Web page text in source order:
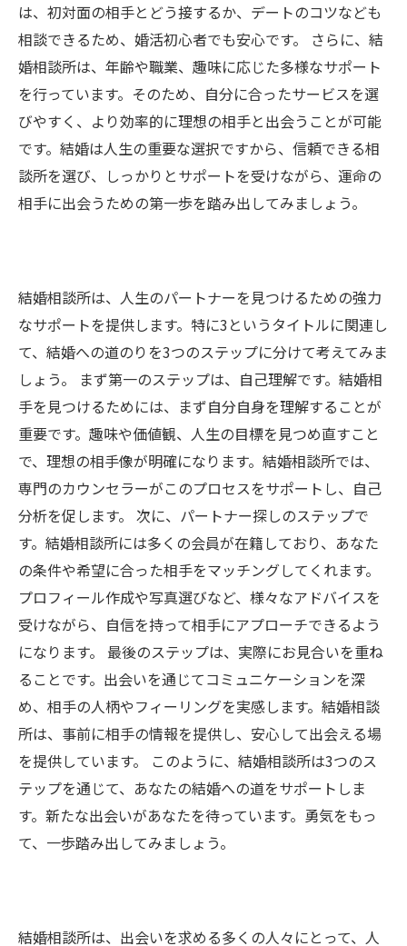
は、初対面の相手とどう接するか、デートのコツなども
相談できるため、婚活初心者でも安心です。 さらに、結
婚相談所は、年齢や職業、趣味に応じた多様なサポート
を行っています。そのため、自分に合ったサービスを選
びやすく、より効率的に理想の相手と出会うことが可能
です。結婚は人生の重要な選択ですから、信頼できる相
談所を選び、しっかりとサポートを受けながら、運命の
相手に出会うための第一歩を踏み出してみましょう。
結婚相談所は、人生のパートナーを見つけるための強力
なサポートを提供します。特に3というタイトルに関連し
て、結婚への道のりを3つのステップに分けて考えてみま
しょう。 まず第一のステップは、自己理解です。結婚相
手を見つけるためには、まず自分自身を理解することが
重要です。趣味や価値観、人生の目標を見つめ直すこと
で、理想の相手像が明確になります。結婚相談所では、
専門のカウンセラーがこのプロセスをサポートし、自己
分析を促します。 次に、パートナー探しのステップで
す。結婚相談所には多くの会員が在籍しており、あなた
の条件や希望に合った相手をマッチングしてくれます。
プロフィール作成や写真選びなど、様々なアドバイスを
受けながら、自信を持って相手にアプローチできるよう
になります。 最後のステップは、実際にお見合いを重ね
ることです。出会いを通じてコミュニケーションを深
め、相手の人柄やフィーリングを実感します。結婚相談
所は、事前に相手の情報を提供し、安心して出会える場
を提供しています。 このように、結婚相談所は3つのス
テップを通じて、あなたの結婚への道をサポートしま
す。新たな出会いがあなたを待っています。勇気をもっ
て、一歩踏み出してみましょう。
結婚相談所は、出会いを求める多くの人々にとって、人